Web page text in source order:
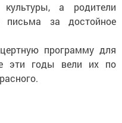
а родители
письма за достойное
программу для
эти годы вели их по